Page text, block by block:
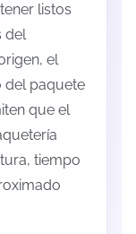
listos
del
el
del paquete
que el
tiempo